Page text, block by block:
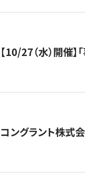
【10/27（水）開催
コングラント株式